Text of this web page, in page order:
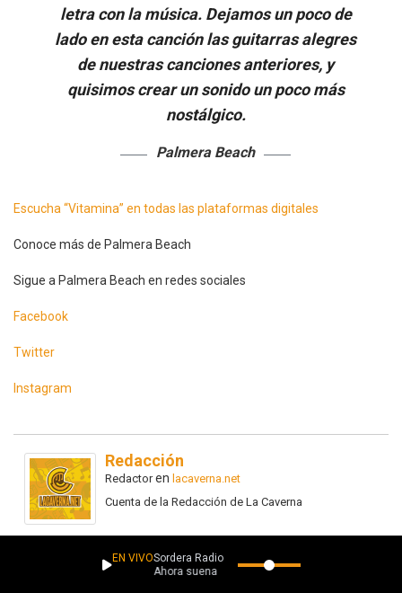
letra con la música. Dejamos un poco de
lado en esta canción las guitarras alegres
de nuestras canciones anteriores, y
quisimos crear un sonido un poco más
nostálgico.
Palmera Beach
Escucha “Vitamina” en todas las plataformas digitales
Conoce más de Palmera Beach
Sigue a Palmera Beach en redes sociales
Facebook
Twitter
Instagram
Redacción
Redactoren lacaverna.net
Cuenta de la Redacción de La Caverna
EN VIVOSordera Radio
Ahora suena